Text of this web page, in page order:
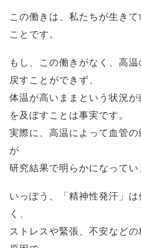
この働きは、私たちが生き
ことです。
もし、この働きがなく、高
戻すことができず、
体温が高いままという状況
を及ぼすことは事実です。
実際に、高温によって血管
が
研究結果で明らかになってい
いっぽう、「精神性発汗」
く、
ストレスや緊張、不安など